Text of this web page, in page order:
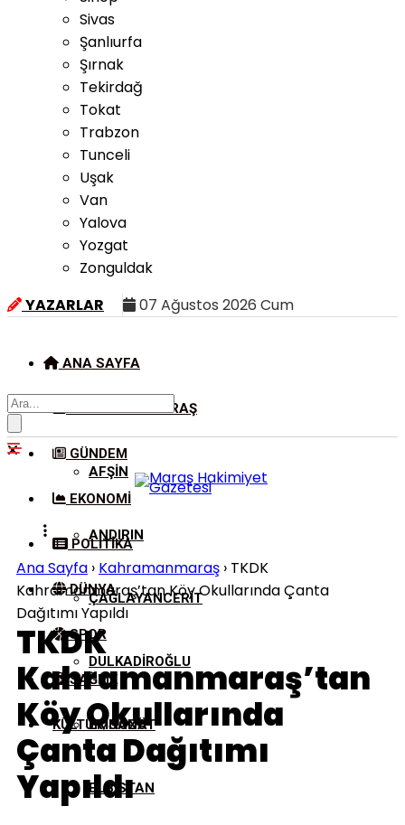
Sivas
Şanlıurfa
Şırnak
Tekirdağ
Tokat
Trabzon
Tunceli
Uşak
Van
Yalova
Yozgat
Zonguldak
YAZARLAR
07 Ağustos 2026 Cum
ANA SAYFA
KAHRAMANMARAŞ
AFŞIN
ANDIRIN
ÇAĞLAYANCERIT
DULKADIROĞLU
EKINÖZÜ
ELBISTAN
GÜNDEM
EKONOMI
POLITIKA
DÜNYA
SPOR
SAĞLIK
KÜLTÜR/SANAT
Ana Sayfa › Kahramanmaraş › TKDK
Kahramanmaraş’tan Köy Okullarında Çanta
Dağıtımı Yapıldı
TKDK
Kahramanmaraş’tan
Köy Okullarında
Çanta Dağıtımı
Yapıldı